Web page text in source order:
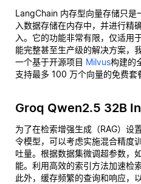
LangChain 内存型向量存储只是
入数据存储在内存中，并进行精
入。它的功能非常有限，仅适用
能完整甚至生产级的解决方案，
一个基于开源项目 Milvus构建的
支持最多 100 万个向量的免费套
Groq Qwen2.5 32B
为了在检索增强生成（RAG）
令模型，可以考虑实施混合精度
吐量。根据数据集微调超参数，
能。利用高效的索引方法加速检
此外，缓存频繁的查询和响应，